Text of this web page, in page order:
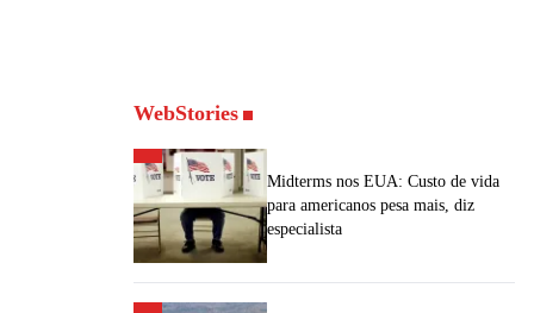
WebStories
Midterms nos EUA: Custo de vida
para americanos pesa mais, diz
especialista